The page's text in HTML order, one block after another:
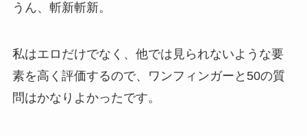
うん、斬新斬新。
私はエロだけでなく、他では見られないような要
素を高く評価するので、ワンフィンガーと50の質
問はかなりよかったです。